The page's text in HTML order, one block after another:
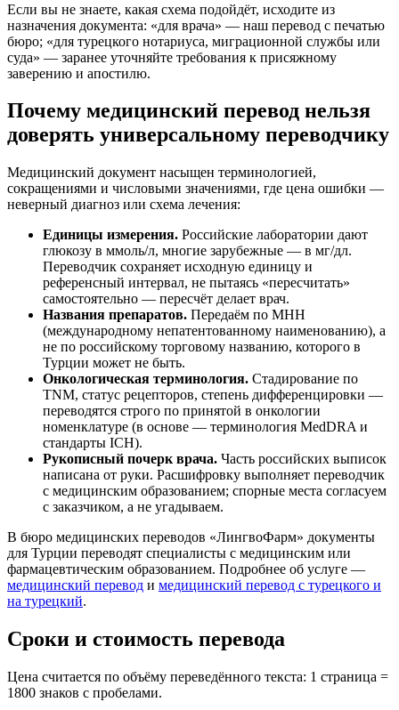
Если вы не знаете, какая схема подойдёт, исходите из
назначения документа: «для врача» — наш перевод с печатью
бюро; «для турецкого нотариуса, миграционной службы или
суда» — заранее уточняйте требования к присяжному
заверению и апостилю.
Почему медицинский перевод нельзя
доверять универсальному переводчику
Медицинский документ насыщен терминологией,
сокращениями и числовыми значениями, где цена ошибки —
неверный диагноз или схема лечения:
Единицы измерения. Российские лаборатории дают
глюкозу в ммоль/л, многие зарубежные — в мг/дл.
Переводчик сохраняет исходную единицу и
референсный интервал, не пытаясь «пересчитать»
самостоятельно — пересчёт делает врач.
Названия препаратов. Передаём по МНН
(международному непатентованному наименованию), а
не по российскому торговому названию, которого в
Турции может не быть.
Онкологическая терминология. Стадирование по
TNM, статус рецепторов, степень дифференцировки —
переводятся строго по принятой в онкологии
номенклатуре (в основе — терминология MedDRA и
стандарты ICH).
Рукописный почерк врача. Часть российских выписок
написана от руки. Расшифровку выполняет переводчик
с медицинским образованием; спорные места согласуем
с заказчиком, а не угадываем.
В бюро медицинских переводов «ЛингвоФарм» документы
для Турции переводят специалисты с медицинским или
фармацевтическим образованием. Подробнее об услуге —
медицинский перевод и медицинский перевод с турецкого и
на турецкий.
Сроки и стоимость перевода
Цена считается по объёму переведённого текста: 1 страница =
1800 знаков с пробелами.